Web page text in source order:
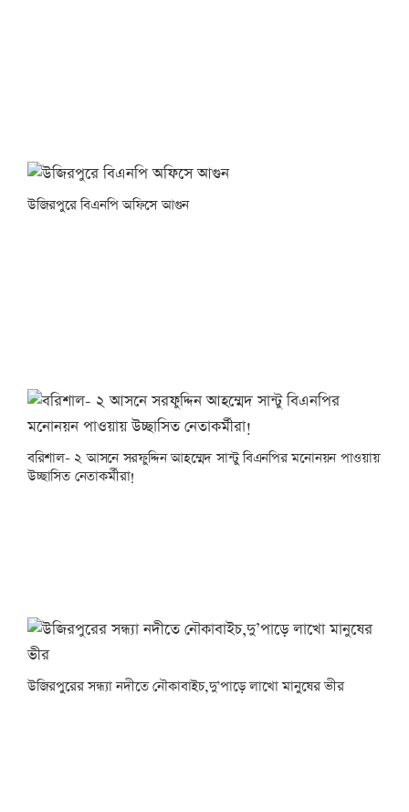
উজিরপুরে বিএনপি অফিসে আগুন
বরিশাল- ২ আসনে সরফুদ্দিন আহম্মেদ সান্টু বিএনপির মনোনয়ন পাওয়ায়
উচ্ছাসিত নেতাকর্মীরা!
উজিরপুরের সন্ধ্যা নদীতে নৌকাবাইচ,দু’পাড়ে লাখো মানুষের ভীর